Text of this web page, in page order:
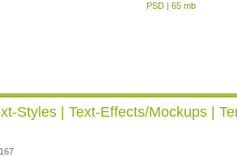
PSD | 65 mb
Styles | Text-Effects/Mockups |